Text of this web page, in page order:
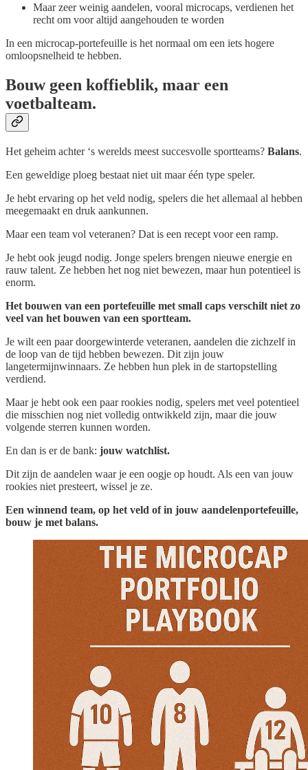
Maar zeer weinig aandelen, vooral microcaps, verdienen het
recht om voor altijd aangehouden te worden
In een microcap-portefeuille is het normaal om een iets hogere
omloopsnelheid te hebben.
Bouw geen koffieblik, maar een
voetbalteam.
Het geheim achter ‘s werelds meest succesvolle sportteams? Balans.
Een geweldige ploeg bestaat niet uit maar één type speler.
Je hebt ervaring op het veld nodig, spelers die het allemaal al hebben
meegemaakt en druk aankunnen.
Maar een team vol veteranen? Dat is een recept voor een ramp.
Je hebt ook jeugd nodig. Jonge spelers brengen nieuwe energie en
rauw talent. Ze hebben het nog niet bewezen, maar hun potentieel is
enorm.
Het bouwen van een portefeuille met small caps verschilt niet zo
veel van het bouwen van een sportteam.
Je wilt een paar doorgewinterde veteranen, aandelen die zichzelf in
de loop van de tijd hebben bewezen. Dit zijn jouw
langetermijnwinnaars. Ze hebben hun plek in de startopstelling
verdiend.
Maar je hebt ook een paar rookies nodig, spelers met veel potentieel
die misschien nog niet volledig ontwikkeld zijn, maar die jouw
volgende sterren kunnen worden.
En dan is er de bank: jouw watchlist.
Dit zijn de aandelen waar je een oogje op houdt. Als een van jouw
rookies niet presteert, wissel je ze.
Een winnend team, op het veld of in jouw aandelenportefeuille,
bouw je met balans.